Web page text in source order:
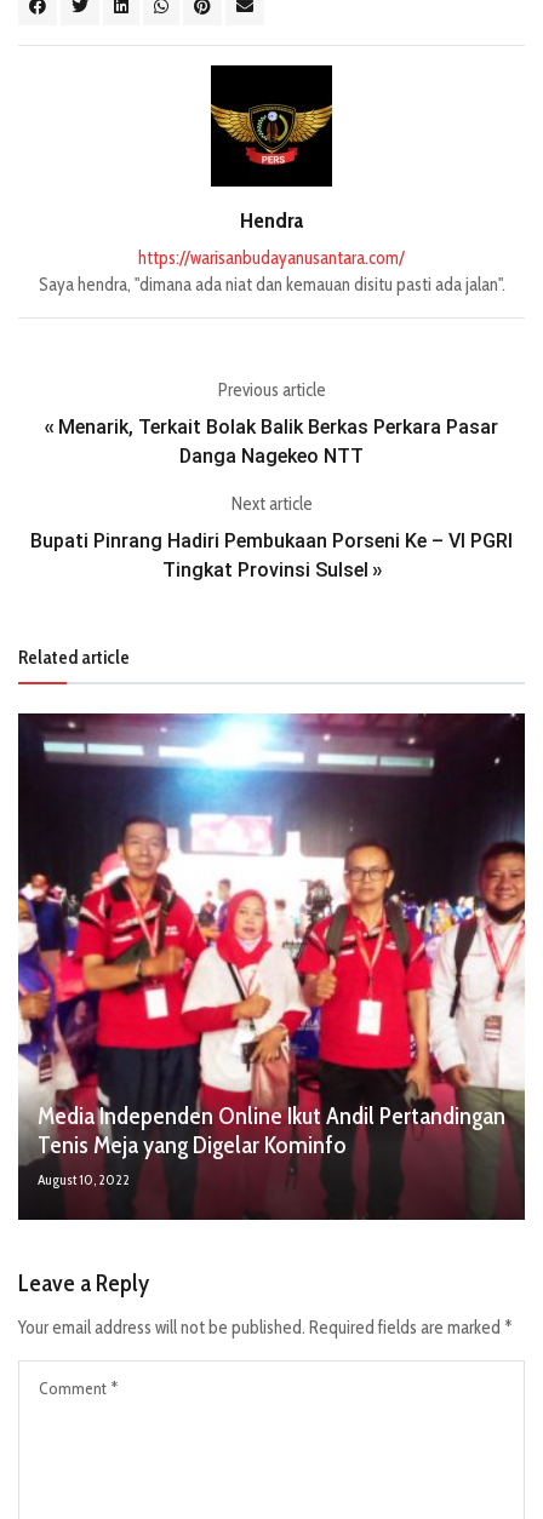
Hendra
https://warisanbudayanusantara.com/
Saya hendra, "dimana ada niat dan kemauan disitu pasti ada jalan".
Previous article
« Menarik, Terkait Bolak Balik Berkas Perkara Pasar
Danga Nagekeo NTT
Next article
Bupati Pinrang Hadiri Pembukaan Porseni Ke – VI PGRI
Tingkat Provinsi Sulsel »
Related article
Media Independen Online Ikut Andil Pertandingan
Tenis Meja yang Digelar Kominfo
August 10, 2022
Leave a Reply
Your email address will not be published. Required fields are marked *